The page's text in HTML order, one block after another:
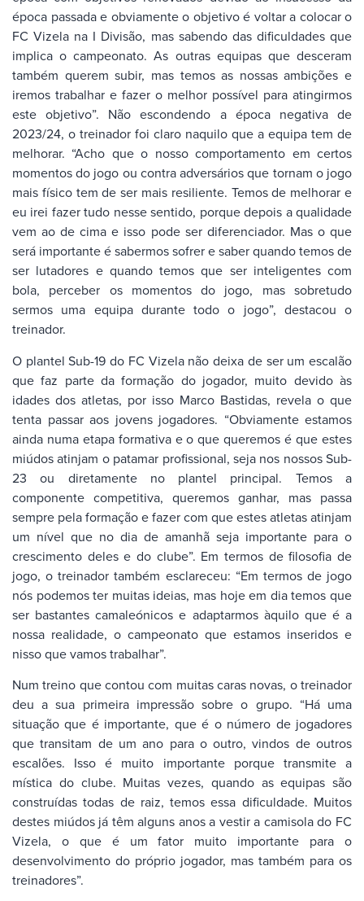
época passada e obviamente o objetivo é voltar a colocar o
FC Vizela na I Divisão, mas sabendo das dificuldades que
implica o campeonato. As outras equipas que desceram
também querem subir, mas temos as nossas ambições e
iremos trabalhar e fazer o melhor possível para atingirmos
este objetivo”. Não escondendo a época negativa de
2023/24, o treinador foi claro naquilo que a equipa tem de
melhorar. “Acho que o nosso comportamento em certos
momentos do jogo ou contra adversários que tornam o jogo
mais físico tem de ser mais resiliente. Temos de melhorar e
eu irei fazer tudo nesse sentido, porque depois a qualidade
vem ao de cima e isso pode ser diferenciador. Mas o que
será importante é sabermos sofrer e saber quando temos de
ser lutadores e quando temos que ser inteligentes com
bola, perceber os momentos do jogo, mas sobretudo
sermos uma equipa durante todo o jogo”, destacou o
treinador.
O plantel Sub-19 do FC Vizela não deixa de ser um escalão
que faz parte da formação do jogador, muito devido às
idades dos atletas, por isso Marco Bastidas, revela o que
tenta passar aos jovens jogadores. “Obviamente estamos
ainda numa etapa formativa e o que queremos é que estes
miúdos atinjam o patamar profissional, seja nos nossos Sub-
23 ou diretamente no plantel principal. Temos a
componente competitiva, queremos ganhar, mas passa
sempre pela formação e fazer com que estes atletas atinjam
um nível que no dia de amanhã seja importante para o
crescimento deles e do clube”. Em termos de filosofia de
jogo, o treinador também esclareceu: “Em termos de jogo
nós podemos ter muitas ideias, mas hoje em dia temos que
ser bastantes camaleónicos e adaptarmos àquilo que é a
nossa realidade, o campeonato que estamos inseridos e
nisso que vamos trabalhar”.
Num treino que contou com muitas caras novas, o treinador
deu a sua primeira impressão sobre o grupo. “Há uma
situação que é importante, que é o número de jogadores
que transitam de um ano para o outro, vindos de outros
escalões. Isso é muito importante porque transmite a
mística do clube. Muitas vezes, quando as equipas são
construídas todas de raiz, temos essa dificuldade. Muitos
destes miúdos já têm alguns anos a vestir a camisola do FC
Vizela, o que é um fator muito importante para o
desenvolvimento do próprio jogador, mas também para os
treinadores”.